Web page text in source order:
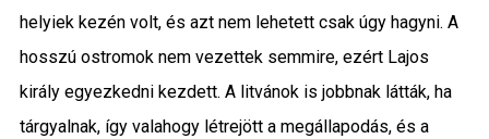
helyiek kezén volt, és azt nem lehetett csak úgy hagyni. A
hosszú ostromok nem vezettek semmire, ezért Lajos
király egyezkedni kezdett. A litvánok is jobbnak látták, ha
tárgyalnak, így valahogy létrejött a megállapodás, és a